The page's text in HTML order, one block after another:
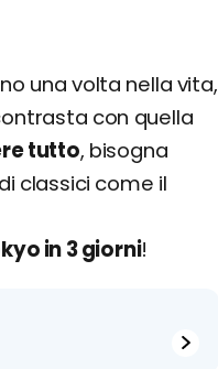
una volta nella vita,
con quella
tutto, bisogna
classici come il
in 3 giorni!